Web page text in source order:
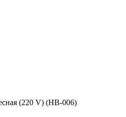
(220 V) (HB-006)